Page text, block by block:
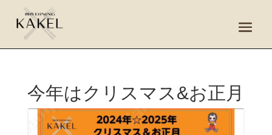
今年はクリスマス&お正月